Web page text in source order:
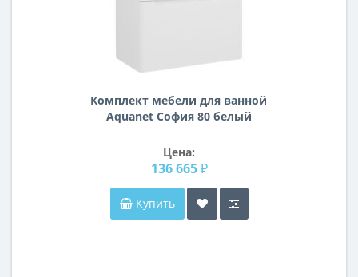
Комплект мебели для ванной
Aquanet София 80 белый
Цена:
136 665 ₽
Купить